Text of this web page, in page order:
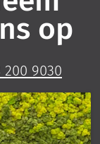
op
200 9030